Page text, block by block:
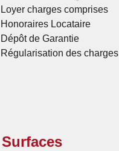
Loyer charges comprises
Honoraires Locataire
Dépôt de Garantie
Régularisation des charges
Surfaces